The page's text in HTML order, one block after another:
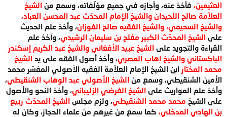
العثيمين، فأخذ عنه، وأجازه في جميع مؤلّفاته، وسمع من الشيخ
العلاّمة صالح اللحيدان والشيخ الإمام المحدّث عبد المحسن العباد،
والشيخ السحيمي، والشيخ الفقيه صالح الفوزان، وأخذ علم الحديث
على الشيخ المحدّث الكبير مفلح بن سليمان الرشيدي، وأخذ علم
القراءة والتجويد على الشيخ عبيد الأفغاني والشيخ عبد الكريم إسكندر
الباكستاني والشيخ إهاب المصري، وأخذ أصول الفقه على يد الشيخ
محمد المختار ابن الشيخ الإمام العلاّمة الفقيه الأصولي المفسّر محمد
الأمين الشنقيطي، وسمع من الشيخ الأصولي عبد الوهاب الشنقيطي،
وأخذ علم المواريث على الشيخ الفرضي الزليباني، وأخذ النحو والأصول
على الشيخ محمد محمد الشنقيطي، ولزم مجلس الشيخ المحدّث ربيع
بن الهادي المدخلي، كما سمع من غيرهم من علماء الحجاز، وكان له